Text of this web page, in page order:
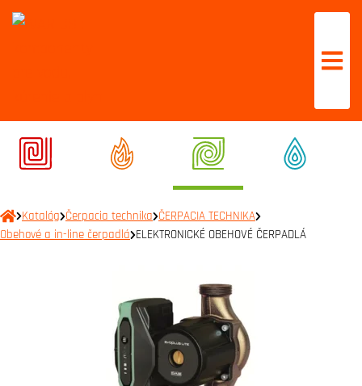
Katalóg Čerpacia technika ČERPACIA TECHNIKA
Obehové a in-line čerpadlá ELEKTRONICKÉ OBEHOVÉ ČERPADLÁ